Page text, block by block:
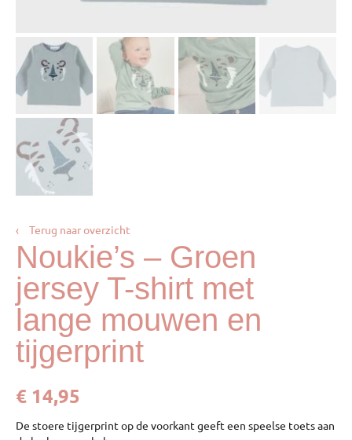
‹ Terug naar overzicht
Noukie’s – Groen
jersey T-shirt met
lange mouwen en
tijgerprint
€ 14,95
De stoere tijgerprint op de voorkant geeft een speelse toets aan